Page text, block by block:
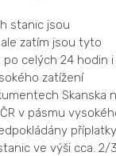
stanic jsou
zatím jsou tyto
celých 24 hodin i
zatížení
Skanska
v pásmu
ve výši cca. 2/